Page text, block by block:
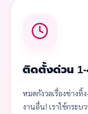
ติดตั้งด่วน 1-
หมดกังวลเรื่องช่างทิ้
งานอื่น! เราใช้กระบ